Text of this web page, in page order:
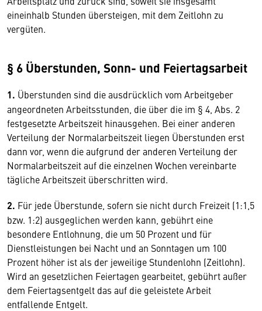
eineinhalb Stunden übersteigen, mit dem Zeitlohn zu
vergüten.
§ 6 Überstunden, Sonn- und Feiertagsarbeit
1. Überstunden sind die ausdrücklich vom Arbeitgeber
angeordneten Arbeitsstunden, die über die im § 4, Abs. 2
festgesetzte Arbeitszeit hinausgehen. Bei einer anderen
Verteilung der Normalarbeitszeit liegen Überstunden erst
dann vor, wenn die aufgrund der anderen Verteilung der
Normalarbeitszeit auf die einzelnen Wochen vereinbarte
tägliche Arbeitszeit überschritten wird.
2. Für jede Überstunde, sofern sie nicht durch Freizeit (1:1,5
bzw. 1:2) ausgeglichen werden kann, gebührt eine
besondere Entlohnung, die um 50 Prozent und für
Dienstleistungen bei Nacht und an Sonntagen um 100
Prozent höher ist als der jeweilige Stundenlohn (Zeitlohn).
Wird an gesetzlichen Feiertagen gearbeitet, gebührt außer
dem Feiertagsentgelt das auf die geleistete Arbeit
entfallende Entgelt.